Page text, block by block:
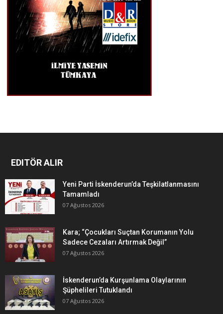
EDITÖR ALIR
Yeni Parti İskenderun’da Teşkilatlanmasını
Tamamladı
07 Ağustos 2026
Kara; “Çocukları Suçtan Korumanın Yolu
Sadece Cezaları Artırmak Değil”
07 Ağustos 2026
İskenderun’da Kurşunlama Olaylarının
Şüphelileri Tutuklandı
07 Ağustos 2026